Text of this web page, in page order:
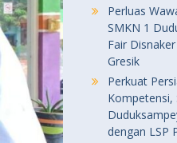
Perluas
SMKN 1
Fair
Gresik
Perkuat
Kompetensi,
dengan LSP